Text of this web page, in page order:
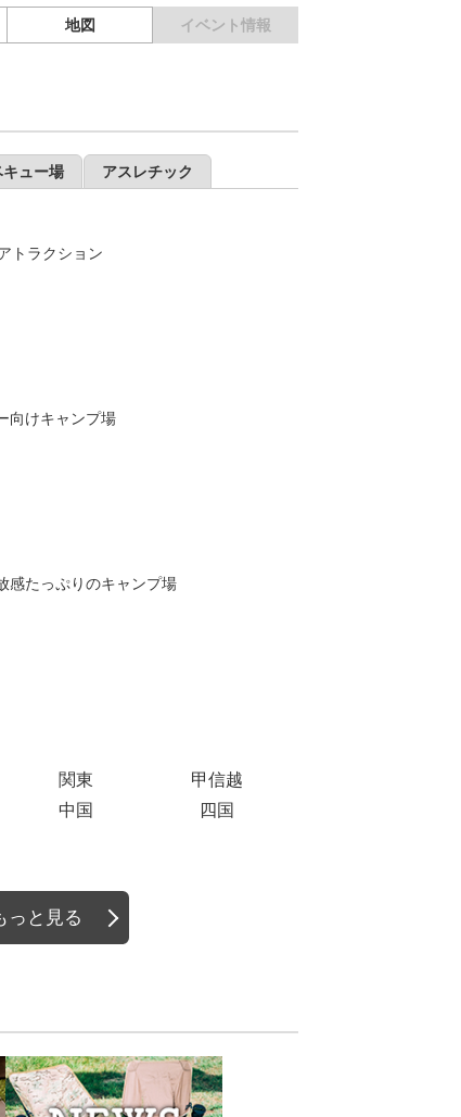
地図 イベント情報
ュー場 アスレチック
トラクション
向けキャンプ場
感たっぷりのキャンプ場
関東
甲信越
中国
四国
っと見る